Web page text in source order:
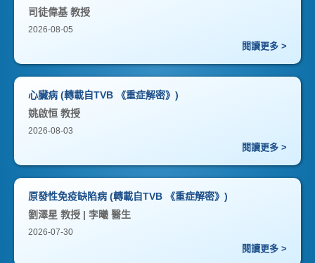
司徒偉基 教授
2026-08-05
閱讀更多 >
心臟病 (轉載自TVB 《重症解密》)
姚啟恒 教授
2026-08-03
閱讀更多 >
原發性免疫缺陷病 (轉載自TVB 《重症解密》)
劉澤星 教授 | 李曦 醫生
2026-07-30
閱讀更多 >